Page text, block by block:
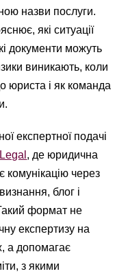
назви послуги.
які ситуації
документи можуть
виникають, коли
юриста і як команда
експертної подачі
, де юридична
комунікацію через
блог і
формат не
експертизу на
а допомагає
з якими